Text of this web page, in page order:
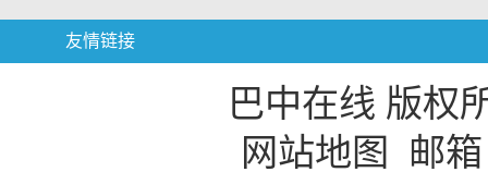
友情链接
巴中在线 版权
网站地图
邮